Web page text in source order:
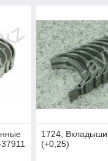
1724,
(+0,25)